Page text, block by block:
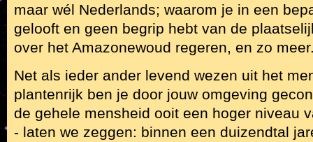
maar wél Nederlands; waarom je in een
gelooft en geen begrip hebt van de
over het Amazonewoud regeren, en zo
Net als ieder ander levend wezen uit het
plantenrijk ben je door jouw omgeving
de gehele mensheid ooit een hoger niveau
- laten we zeggen: binnen een duizendtal